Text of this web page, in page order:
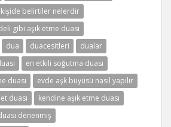
kişide belirtiler nelerdir
gibi aşık etme duası
dua duacesitleri
dualar
en etkili soğutma duası
duası
evde aşk büyüsü nasıl yapılır
duası
kendine aşık etme duası
denenmiş